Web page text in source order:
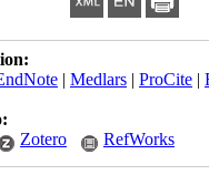
EndNote|Medlars|ProCite
Zotero RefWorks